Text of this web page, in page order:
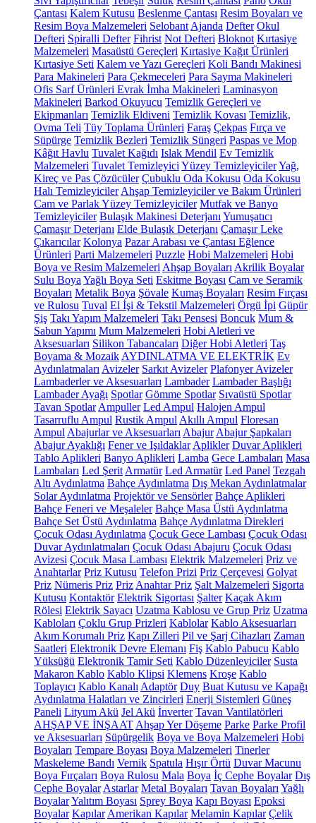
Çantası Kalem Kutusu Beslenme Çantası Resim Boyaları ve
Resim Boya Malzemeleri Selobant Ajanda Defter Okul
Defteri Spiralli Defter Fihrist Not Defteri Bloknot Kırtasiye
Malzemeleri Masaüstü Gereçleri Kırtasiye Kağıt Ürünleri
Kırtasiye Seti Kalem ve Yazı Gereçleri Koli Bandı Makinesi
Para Makineleri Para Çekmeceleri Para Sayma Makineleri
Ofis Sarf Ürünleri Evrak İmha Makineleri Laminasyon
Makineleri Barkod Okuyucu Temizlik Gereçleri ve
Ekipmanları Temizlik Eldiveni Temizlik Kovası Temizlik,
Ovma Teli Tüy Toplama Ürünleri Faraş Çekpas Fırça ve
Süpürge Temizlik Bezleri Temizlik Süngeri Paspas ve Mop
Kâğıt Havlu Tuvalet Kağıdı Islak Mendil Ev Temizlik
Malzemeleri Tuvalet Temizleyici Yüzey TemizleyicilerYağ,
Kireç ve Pas Çözücüler Çubuklu Oda Kokusu Oda Kokusu
Halı Temizleyiciler Ahşap Temizleyiciler ve Bakım Ürünleri
Cam ve Parlak Yüzey Temizleyiciler Mutfak ve Banyo
Temizleyiciler Bulaşık Makinesi Deterjanı Yumuşatıcı
Çamaşır Deterjanı Elde Bulaşık Deterjanı Çamaşır Leke
Çıkarıcılar Kolonya Pazar Arabası ve Çantası Eğlence
Ürünleri Parti Malzemeleri Puzzle Hobi Malzemeleri Hobi
Boya ve Resim Malzemeleri Ahşap Boyaları Akrilik Boyalar
Sulu Boya Yağlı Boya Seti Eskitme Boyası Cam ve Seramik
Boyaları Metalik Boya Şövale Kumaş Boyaları Resim Fırçası
ve Rulosu Tuval El İşi & Tekstil Malzemeleri Örgü İpi Güpür
Şiş Takı Yapım Malzemeleri Takı Pensesi Boncuk Mum &
Sabun Yapımı Mum Malzemeleri Hobi Aletleri ve
Aksesuarları Silikon Tabancaları Diğer Hobi Aletleri Taş
Boyama & Mozaik AYDINLATMA VE ELEKTRİK Ev
Aydınlatmaları Avizeler Sarkıt Avizeler Plafonyer Avizeler
Lambaderler ve Aksesuarları Lambader Lambader Başlığı
Lambader Ayağı Spotlar Gömme Spotlar Sıvaüstü Spotlar
Tavan Spotlar Ampuller Led Ampul Halojen Ampul
Tasarruflu Ampul Rustik Ampul Akıllı Ampul Floresan
Ampul Abajurlar ve Aksesuarları Abajur Abajur Şapkaları
Abajur Ayaklığı Fener ve Işıldaklar Aplikler Duvar Aplikleri
Tablo Aplikleri Banyo Aplikleri Lamba Gece Lambaları Masa
Lambaları Led Şerit Armatür Led Armatür Led Panel Tezgah
Altı Aydınlatma Bahçe Aydınlatma Dış Mekan Aydınlatmalar
Solar Aydınlatma Projektör ve Sensörler Bahçe Aplikleri
Bahçe Feneri ve Meşaleler Bahçe Masa Üstü Aydınlatma
Bahçe Set Üstü Aydınlatma Bahçe Aydınlatma Direkleri
Çocuk Odası Aydınlatma Çocuk Gece Lambası Çocuk Odası
Duvar Aydınlatmaları Çocuk Odası Abajuru Çocuk Odası
Avizesi Çocuk Masa Lambası Elektrik Malzemeleri Priz ve
Anahtarlar Priz Kutusu Telefon Prizi Priz Çerçevesi Golyat
Priz Nümeris Priz Priz Anahtar Priz Şalt Malzemeleri Sigorta
Kutusu Kontaktör Elektrik Sigortası Şalter Kaçak Akım
Rölesi Elektrik Sayacı Uzatma Kablosu ve Grup Priz Uzatma
Kabloları Çoklu Grup Prizleri Kablolar Kablo Aksesuarları
Akım Korumalı Priz Kapı Zilleri Pil ve Şarj Cihazları Zaman
Saatleri Elektronik Devre Elemanı Fiş Kablo Pabucu Kablo
Yüksüğü Elektronik Tamir Seti Kablo Düzenleyiciler Susta
Makaron Kablo Kablo Klipsi Klemens Kroşe Kablo
Toplayıcı Kablo Kanalı Adaptör Duy Buat Kutusu ve Kapağı
Aydınlatma Halatları ve Zincirleri Enerji Sistemleri Güneş
Paneli Lityum Akü Jel Akü İnverter Tavan Vantilatörleri
AHŞAP VE İNŞAAT Ahşap Yer Döşeme Parke Parke Profil
ve Aksesuarları Süpürgelik Boya ve Boya Malzemeleri Hobi
Boyaları Tempare Boyası Boya Malzemeleri Tinerler
Maskeleme Bandı Vernik Spatula Hışır Örtü Duvar Macunu
Boya Fırçaları Boya Rulosu Mala Boya İç Cephe Boyalar Dış
Cephe Boyalar Astarlar Metal Boyaları Tavan Boyaları Yağlı
BoyalarYalıtım Boyası Sprey Boya Kapı Boyası Epoksi
Boyalar Kapılar Amerikan Kapılar Melamin Kapılar Çelik